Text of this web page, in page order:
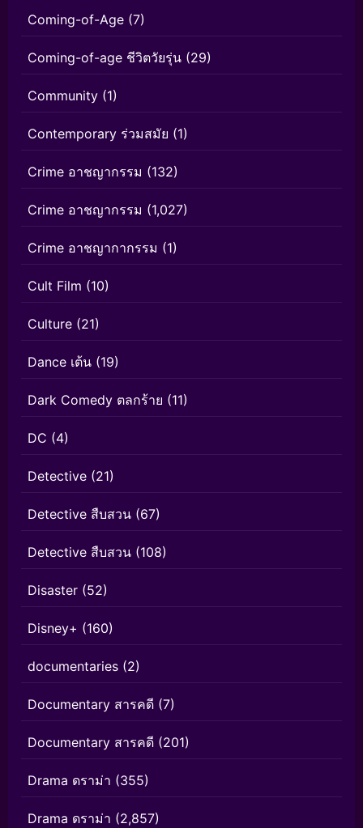
Coming-of-Age (7)
Coming-of-age ชีวิตวัยรุ่น (29)
Community (1)
Contemporary ร่วมสมัย (1)
Crime อาชญากรรม (132)
Crime อาชญากรรม (1,027)
Crime อาชญากากรรม (1)
Cult Film (10)
Culture (21)
Dance เต้น (19)
Dark Comedy ตลกร้าย (11)
DC (4)
Detective (21)
Detective สืบสวน (67)
Detective สืบสวน (108)
Disaster (52)
Disney+ (160)
documentaries (2)
Documentary สารคดี (7)
Documentary สารคดี (201)
Drama ดราม่า (355)
Drama ดราม่า (2,857)